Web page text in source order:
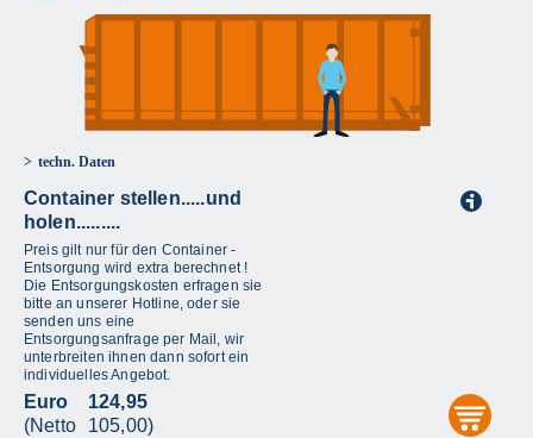
techn. Daten
Container stellen.....und
holen.........
Preis gilt nur für den Container -
Entsorgung wird extra berechnet !
Die Entsorgungskosten erfragen sie
bitte an unserer Hotline, oder sie
senden uns eine
Entsorgungsanfrage per Mail, wir
unterbreiten ihnen dann sofort ein
individuelles Angebot.
Euro
(Netto
124,95
105,00)